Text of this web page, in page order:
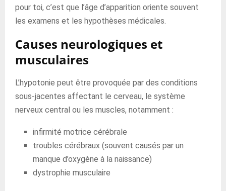
pour toi, c’est que l’âge d’apparition oriente souvent
les examens et les hypothèses médicales.
Causes neurologiques et
musculaires
L’hypotonie peut être provoquée par des conditions
sous-jacentes affectant le cerveau, le système
nerveux central ou les muscles, notamment :
infirmité motrice cérébrale
troubles cérébraux (souvent causés par un
manque d’oxygène à la naissance)
dystrophie musculaire